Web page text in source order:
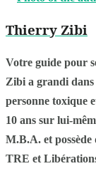
Thierry Zibi
Votre guide pour
Zibi a grandi
personne toxique
10 ans sur lui-
M.B.A. et
TRE et